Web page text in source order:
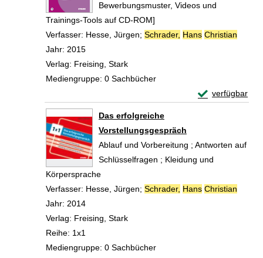
Bewerbungsmuster, Videos und
Trainings-Tools auf CD-ROM]
Verfasser: Hesse, Jürgen; Schrader, Hans Christian
Jahr: 2015
Verlag: Freising, Stark
Mediengruppe: 0 Sachbücher
verfügbar
Exemplar-
Das erfolgreiche
Vorstellungsgespräch
Ablauf und Vorbereitung ; Antworten auf
Schlüsselfragen ; Kleidung und
Körpersprache
Verfasser: Hesse, Jürgen; Schrader, Hans Christian
Jahr: 2014
Verlag: Freising, Stark
Reihe: 1x1
Mediengruppe: 0 Sachbücher